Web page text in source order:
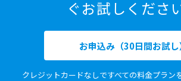
ぐお試しくださ
お申込み（30日間お試し
クレジットカードなしですべての料金プラン